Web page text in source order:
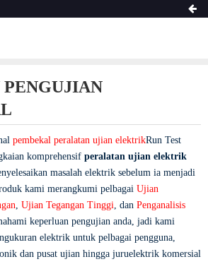
pembekal peralatan ujian elektrikRun Test
komprehensif peralatan ujian elektrik
masalah elektrik sebelum ia menjadi
kami merangkumi pelbagai Ujian
, Ujian Tegangan Tinggi, dan Penganalisis
keperluan pengujian anda, jadi kami
elektrik untuk pelbagai pengguna,
dan pusat ujian hingga juruelektrik komersial